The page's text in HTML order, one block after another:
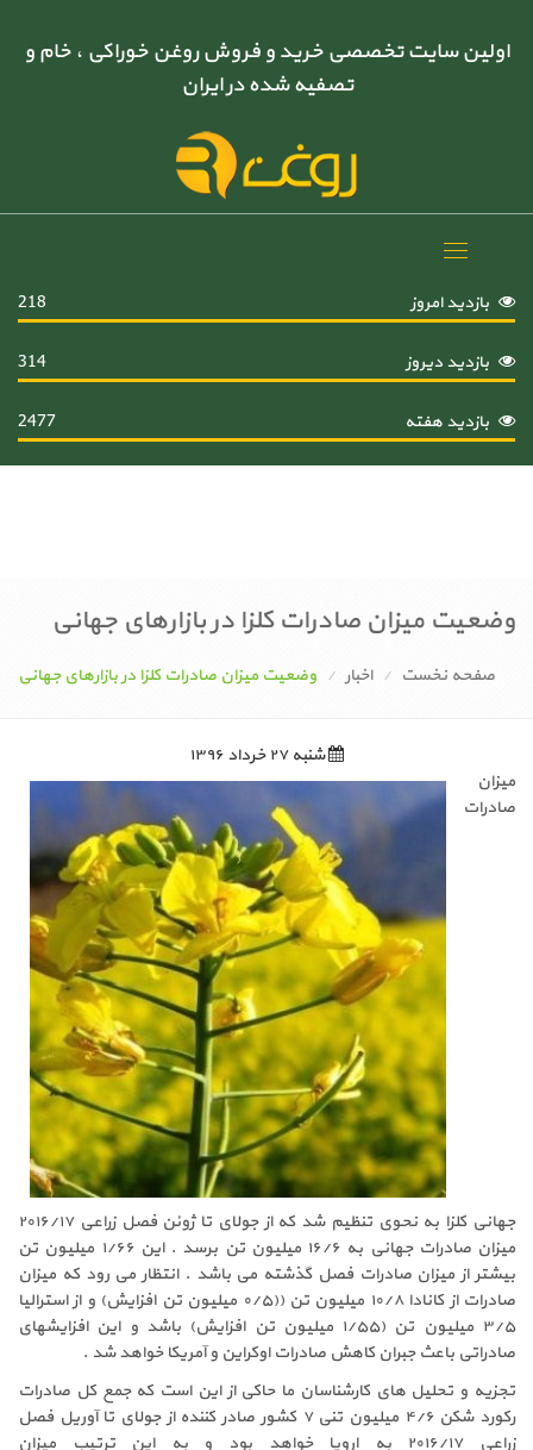
اولین سایت تخصصی خرید و فروش روغن خوراکی ، خام و
تصفیه شده در ایران
Toggle
بازدید امروز
218
بازدید دیروز 314
بازدید هفته 2477
وضعیت میزان صادرات کلزا در بازارهای جهانی
صفحه نخست اخبار وضعیت میزان صادرات کلزا در بازارهای جهانی
شنبه ۲۷ خرداد ۱۳۹۶
میزان
صادرات
جهانی کلزا به نحوی تنظیم شد که از جولای تا ژوئن فصل زراعی ۲۰۱۶/۱۷
میزان صادرات جهانی به ۱۶/۶ میلیون تن برسد . این ۱/۶۶ میلیون تن
بیشتر از میزان صادرات فصل گذشته می باشد . انتظار می رود که میزان
صادرات از کانادا ۱۰/۸ میلیون تن ((۰/۵ میلیون تن افزایش) و از استرالیا
۳/۵ میلیون تن (۱/۵۵ میلیون تن افزایش) باشد و این افزایشهای
صادراتی باعث جبران کاهش صادرات اوکراین و آمریکا خواهد شد .
تجزیه و تحلیل های کارشناسان ما حاکی از این است که جمع کل صادرات
رکورد شکن ۴/۶ میلیون تنی ۷ کشور صادر کننده از جولای تا آوریل فصل
زراعی ۲۰۱۶/۱۷ به اروپا خواهد بود و به این ترتیب میزان